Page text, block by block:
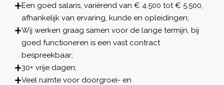
Een goed salaris, variërend van € 4.500 tot € 5.500,
afhankelijk van ervaring, kunde en opleidingen;
Wij werken graag samen voor de lange termijn, bij
goed functioneren is een vast contract
bespreekbaar;
30+ vrije dagen;
Veel ruimte voor doorgroei- en